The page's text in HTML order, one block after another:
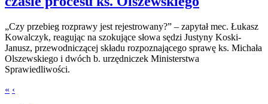
„Czy przebieg rozprawy jest rejestrowany?” – zapytał mec. Łukasz
Kowalczyk, reagując na szokujące słowa sędzi Justyny Koski-
Janusz, przewodniczącej składu rozpoznającego sprawę ks. Michała
Olszewskiego i dwóch b. urzędniczek Ministerstwa
Sprawiedliwości.
« ‹